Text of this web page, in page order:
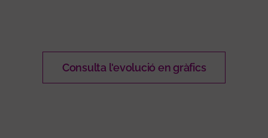
Consulta l'evolució en gràfics